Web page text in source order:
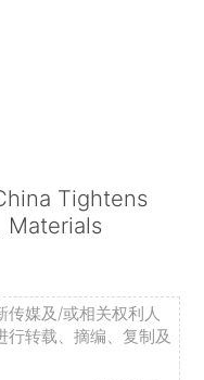
Tightens
Materials
传媒及/或相关权利人
转载、摘编、复制及